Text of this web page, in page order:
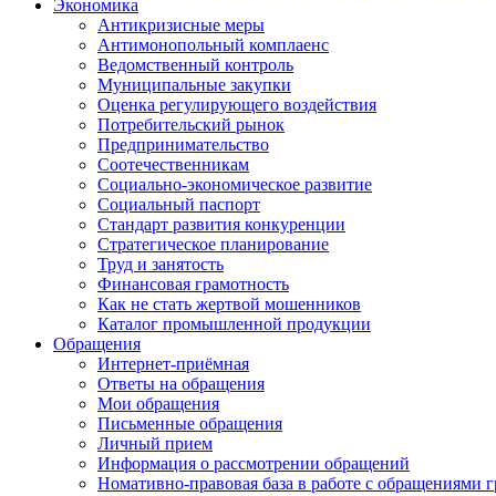
Экономика
Антикризисные меры
Антимонопольный комплаенс
Ведомственный контроль
Муниципальные закупки
Оценка регулирующего воздействия
Потребительский рынок
Предпринимательство
Соотечественникам
Социально-экономическое развитие
Социальный паспорт
Стандарт развития конкуренции
Стратегическое планирование
Труд и занятость
Финансовая грамотность
Как не стать жертвой мошенников
Каталог промышленной продукции
Обращения
Интернет-приёмная
Ответы на обращения
Мои обращения
Письменные обращения
Личный прием
Информация о рассмотрении обращений
Номативно-правовая база в работе с обращениями